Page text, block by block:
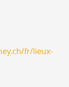
fr/lieux-